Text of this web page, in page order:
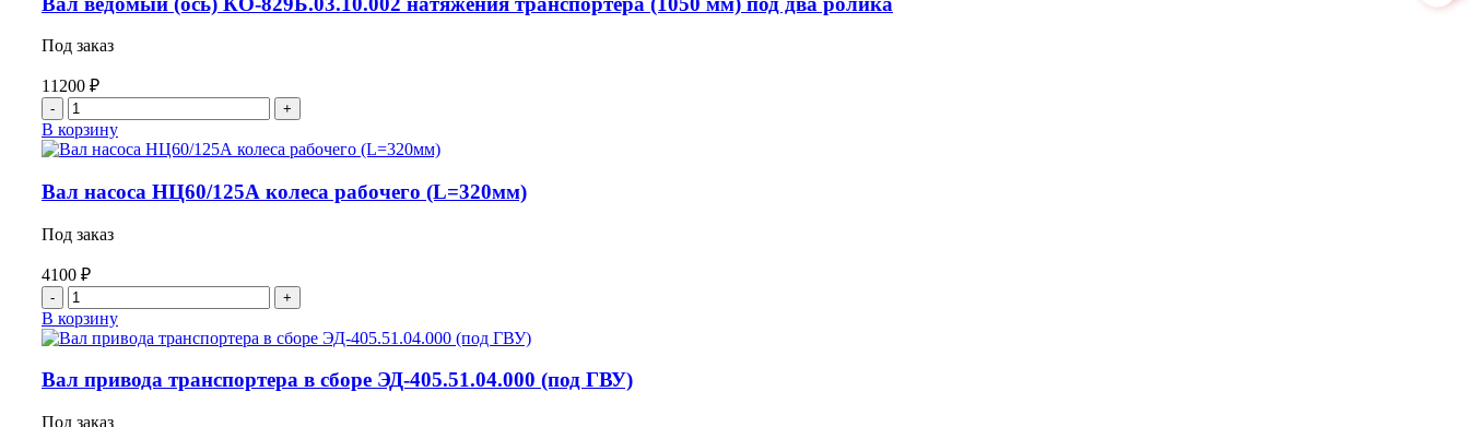
(ось)
КО-105.08.00.002
натяжения
транспортера
(1020
мм)
с
роликом
в
Под заказ
11200 ₽
Количество
товара
Вал
КО-829Б.03.10.002
транспортера
мм)
под
два
ролика
В корзину
Вал насоса НЦ60/125А колеса рабочего (L=320мм)
Под заказ
4100 ₽
Количество
товара
Вал
насоса
НЦ60/125А
колеса
В корзину
Вал привода транспортера в сборе ЭД-405.51.04.000 (под ГВУ)
Под заказ